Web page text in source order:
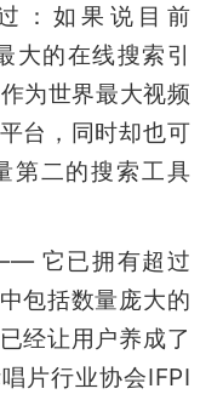
：如果说目前
大的在线搜索引
为世界最大视频
台，同时却也可
第二的搜索工具
它已拥有超过
包括数量庞大的
经让用户养成了
片行业协会IFPI